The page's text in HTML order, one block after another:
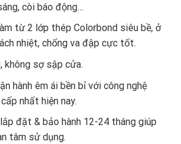
còi báo động…
từ 2 lớp thép Colorbond siêu bề, ở
nhiệt, chống va đập cực tốt.
không sợ sập cửa.
hành êm ái bền bỉ với công nghệ
nhất hiện nay.
đặt & bảo hành 12-24 tháng giúp
tâm sử dụng.